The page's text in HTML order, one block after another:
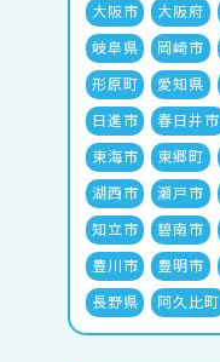
大阪市
大阪府
岐阜県
岡崎市
形原町
愛知県
日進市
春日井市
東海市
東郷町
湖西市
瀬戸市
知立市
碧南市
豊川市
豊明市
長野県
阿久比町